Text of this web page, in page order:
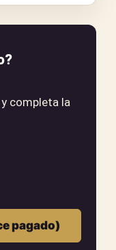
completa la
pagado)